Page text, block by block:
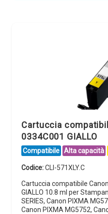
Cartuccia
0334C001 GIALLO
Compatibile Alta capacità
Codice:CLI-571XLY.C
Cartuccia compatibile
GIALLO 10.8 ml per
SERIES, Canon PIXMA
Canon PIXMA MG5752,